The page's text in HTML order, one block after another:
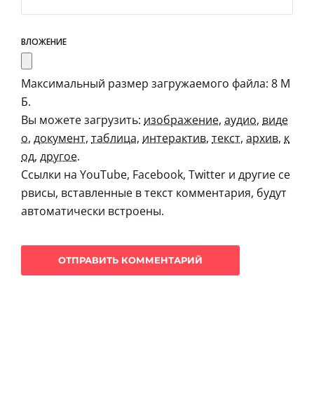
ВЛОЖЕНИЕ
Максимальный размер загружаемого файла: 8 М
Б.
Вы можете загрузить: изображение, аудио, виде
о, документ, таблица, интерактив, текст, архив, к
од, другое.
Ссылки на YouTube, Facebook, Twitter и другие се
рвисы, вставленные в текст комментария, будут
автоматически встроены.